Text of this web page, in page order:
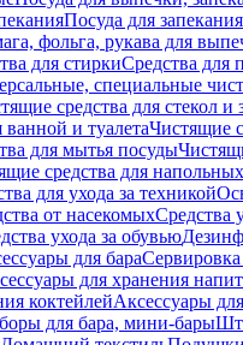
Посуда для запекания
фольга, рукава для
для стиркиСредства для
специальные
средства для стекол и
ванной и туалетаЧистящие
для мытья посуды
средства для
для ухода за техникой
от насекомыхСредства
ухода за обувью
для бараСервировка
для хранения
коктейлейАксессуары
для бара, мини-бары